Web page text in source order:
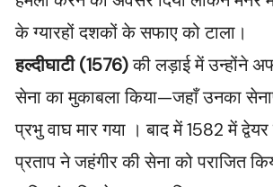
के ग्यारहों दशकों के सफाए को टाला।
हल्दीघाटी (1576)की लड़ाई में उन्होंने
सेना का मुकाबला किया—जहाँ उनका
प्रभु वाघ मार गया । बाद में 1582 में
प्रताप ने जहंगीर की सेना को पराजित